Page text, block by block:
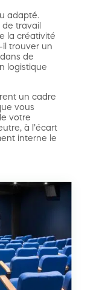
adapté.
travail
la créativité
il trouver un
de
logistique
un cadre
vous
votre
à l’écart
interne le